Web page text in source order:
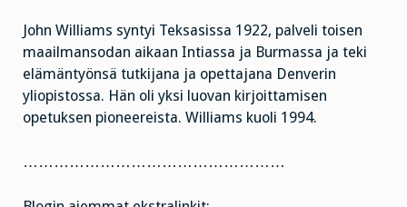
John Williams syntyi Teksasissa 1922, palveli toisen
maailmansodan aikaan Intiassa ja Burmassa ja teki
elämäntyönsä tutkijana ja opettajana Denverin
yliopistossa. Hän oli yksi luovan kirjoittamisen
opetuksen pioneereista. Williams kuoli 1994.
……………………………………………